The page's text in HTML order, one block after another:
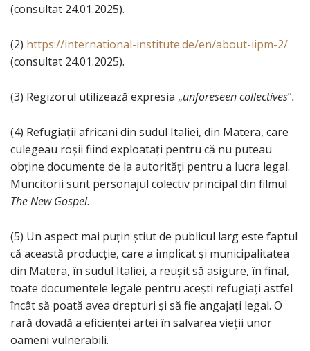
(consultat 24.01.2025).
(2) https://international-institute.de/en/about-iipm-2/
(consultat 24.01.2025).
(3) Regizorul utilizează expresia „unforeseen collectives”.
(4) Refugiații africani din sudul Italiei, din Matera, care
culegeau roșii fiind exploatați pentru că nu puteau
obține documente de la autorități pentru a lucra legal.
Muncitorii sunt personajul colectiv principal din filmul
The New Gospel.
(5) Un aspect mai puțin știut de publicul larg este faptul
că această producție, care a implicat și municipalitatea
din Matera, în sudul Italiei, a reușit să asigure, în final,
toate documentele legale pentru acești refugiați astfel
încât să poată avea drepturi și să fie angajați legal. O
rară dovadă a eficienței artei în salvarea vieții unor
oameni vulnerabili.